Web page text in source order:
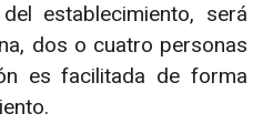
establecimiento, será
dos o cuatro personas
es facilitada de forma